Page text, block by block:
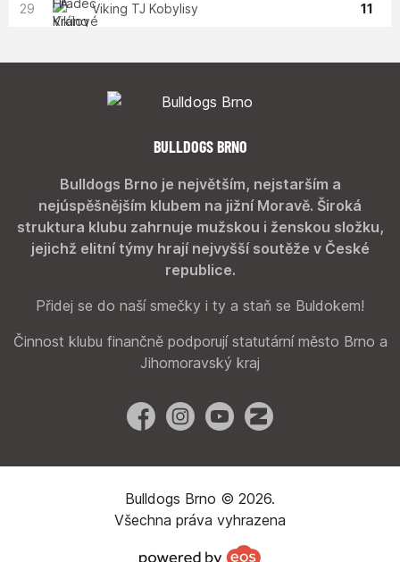
29 Viking TJ Kobylisy 11
BULLDOGS BRNO
Bulldogs Brno je největším, nejstarším a
nejúspěšnějším klubem na jižní Moravě. Široká
struktura klubu zahrnuje mužskou i ženskou složku,
jejichž elitní týmy hrají nejvyšší soutěže v České
republice.
Přidej se do naší smečky i ty a staň se Buldokem!
Činnost klubu finančně podporují statutární město Brno a
Jihomoravský kraj
FacebookInstagramYouTubeZonerama
Bulldogs Brno © 2026.
Všechna práva vyhrazena